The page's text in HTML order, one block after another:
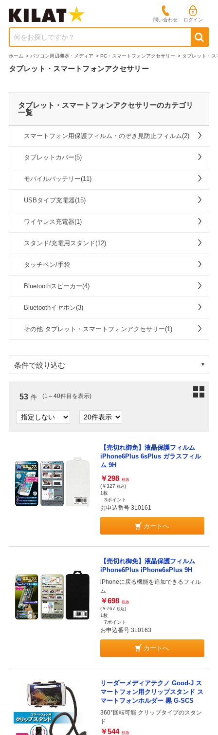
問い合わせ ログイン
何をお探しですか？
ホーム > パソコン周辺機器・メディア > PC・スマートフォンアクセサリー > タブレット・ス
タブレット・スマートフォンアクセサリー
タブレット・スマートフォンアクセサリーのカテゴリ
一覧
スマートフォン用保護フィルム・のぞき見防止フィルム(2)
タブレットカバー(5)
モバイルバッテリー(11)
USBタイプ充電器(15)
ワイヤレス充電器(1)
スタンド/充電用スタンド(12)
タッチペン/手袋
Bluetoothスピーカー(4)
Bluetoothイヤホン(3)
その他 タブレット・スマートフォンアクセサリー(1)
条件で絞り込む
53 件 (1～40件目を表示)
【売切れ御免】液晶保護フィルム
iPhone6Plus 6sPlus ガラスフィル
ム 9H
￥298 税抜
(￥327 税込)
1枚
3ポイント
お申込番号 3L0161
カートへ
【売切れ御免】液晶保護フィルム
iPhone6Plus iPhone6sPlus 9H
iPhoneに戻る機能を追加できるフィル
ム
￥698 税抜
(￥767 税込)
1枚
7ポイント
お申込番号 3L0163
カートへ
リーダーメディアテクノ Good-J ス
マートフォン用クリップスタンド ス
マートフォンホルダー 黒 G-SCS
360°回転可能 クリップタイプのスタン
ド
￥544 税抜